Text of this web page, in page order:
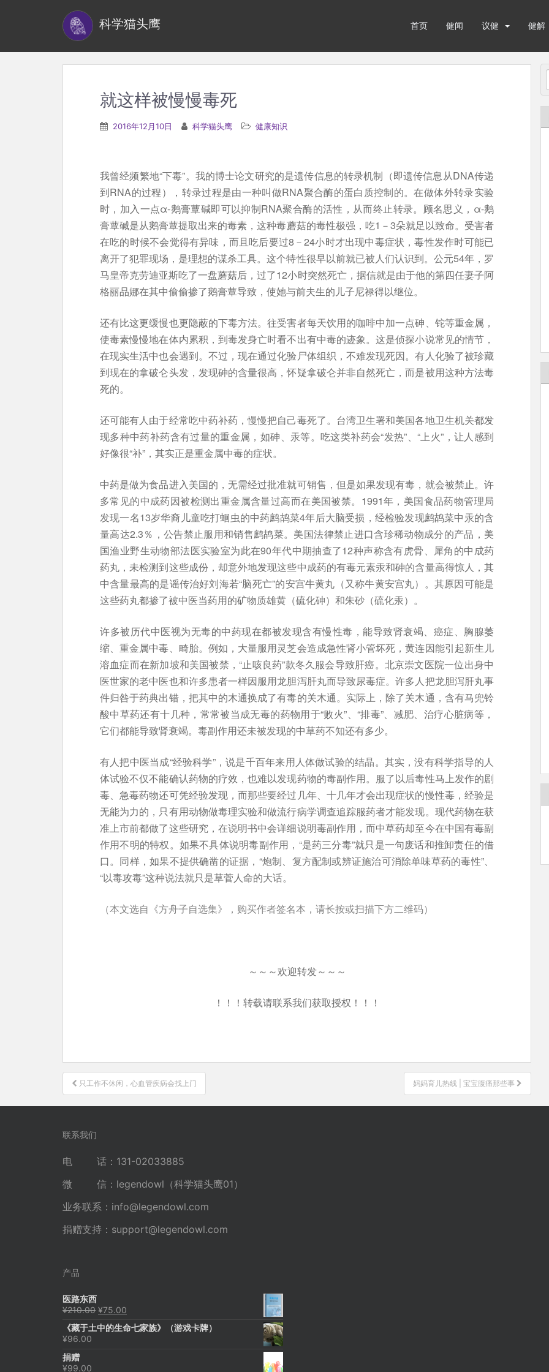
科学猫头鹰 首页 健闻 议健 健解
就这样被慢慢毒死
2016年12月10日 科学猫头鹰 健康知识
我曾经频繁地“下毒”。我的博士论文研究的是遗传信息的转录机制（即遗传信息从DNA传递
到RNA的过程），转录过程是由一种叫做RNA聚合酶的蛋白质控制的。在做体外转录实验
时，加入一点α-鹅膏蕈碱即可以抑制RNA聚合酶的活性，从而终止转录。顾名思义，α-鹅
膏蕈碱是从鹅膏蕈提取出来的毒素，这种毒蘑菇的毒性极强，吃1－3朵就足以致命。受害者
在吃的时候不会觉得有异味，而且吃后要过8－24小时才出现中毒症状，毒性发作时可能已
离开了犯罪现场，是理想的谋杀工具。这个特性很早以前就已被人们认识到。公元54年，罗
马皇帝克劳迪亚斯吃了一盘蘑菇后，过了12小时突然死亡，据信就是由于他的第四任妻子阿
格丽品娜在其中偷偷掺了鹅膏蕈导致，使她与前夫生的儿子尼禄得以继位。
还有比这更缓慢也更隐蔽的下毒方法。往受害者每天饮用的咖啡中加一点砷、铊等重金属，
使毒素慢慢地在体内累积，到毒发身亡时看不出有中毒的迹象。这是侦探小说常见的情节，
在现实生活中也会遇到。不过，现在通过化验尸体组织，不难发现死因。有人化验了被珍藏
到现在的拿破仑头发，发现砷的含量很高，怀疑拿破仑并非自然死亡，而是被用这种方法毒
死的。
还可能有人由于经常吃中药补药，慢慢把自己毒死了。台湾卫生署和美国各地卫生机关都发
现多种中药补药含有过量的重金属，如砷、汞等。吃这类补药会“发热”、“上火”，让人感到
好像很“补”，其实正是重金属中毒的症状。
中药是做为食品进入美国的，无需经过批准就可销售，但是如果发现有毒，就会被禁止。许
多常见的中成药因被检测出重金属含量过高而在美国被禁。1991年，美国食品药物管理局
发现一名13岁华裔儿童吃打蛔虫的中药鹧鸪菜4年后大脑受损，经检验发现鹧鸪菜中汞的含
量高达2.3％，公告禁止服用和销售鹧鸪菜。美国法律禁止进口含珍稀动物成分的产品，美
国渔业野生动物部法医实验室为此在90年代中期抽查了12种声称含有虎骨、犀角的中成药
药丸，未检测到这些成份，却意外地发现这些中成药的有毒元素汞和砷的含量高得惊人，其
中含量最高的是谣传治好刘海若“脑死亡”的安宫牛黄丸（又称牛黄安宫丸）。其原因可能是
这些药丸都掺了被中医当药用的矿物质雄黄（硫化砷）和朱砂（硫化汞）。
许多被历代中医视为无毒的中药现在都被发现含有慢性毒，能导致肾衰竭、癌症、胸腺萎
缩、重金属中毒、畸胎。例如，大量服用灵芝会造成急性肾小管坏死，黄连因能引起新生儿
溶血症而在新加坡和美国被禁，“止咳良药”款冬久服会导致肝癌。北京崇文医院一位出身中
医世家的老中医也和许多患者一样因服用龙胆泻肝丸而导致尿毒症。许多人把龙胆泻肝丸事
件归咎于药典出错，把其中的木通换成了有毒的关木通。实际上，除了关木通，含有马兜铃
酸中草药还有十几种，常常被当成无毒的药物用于“败火”、“排毒”、减肥、治疗心脏病等，
它们都能导致肾衰竭。毒副作用还未被发现的中草药不知还有多少。
有人把中医当成“经验科学”，说是千百年来用人体做试验的结晶。其实，没有科学指导的人
体试验不仅不能确认药物的疗效，也难以发现药物的毒副作用。服了以后毒性马上发作的剧
毒、急毒药物还可凭经验发现，而那些要经过几年、十几年才会出现症状的慢性毒，经验是
无能为力的，只有用动物做毒理实验和做流行病学调查追踪服药者才能发现。现代药物在获
准上市前都做了这些研究，在说明书中会详细说明毒副作用，而中草药却至今在中国有毒副
作用不明的特权。如果不具体说明毒副作用，“是药三分毒”就只是一句废话和推卸责任的借
口。同样，如果不提供确凿的证据，“炮制、复方配制或辨证施治可消除单味草药的毒性”、
“以毒攻毒”这种说法就只是草菅人命的大话。
（本文选自《方舟子自选集》，购买作者签名本，请长按或扫描下方二维码）
～～～欢迎转发～～～
！！！转载请联系我们获取授权！！！
文
章
导
只工作不休闲，心血管疾病会找上门 妈妈育儿热线 | 宝宝腹痛那些事
联系我们
电 话：131-02033885
微 信：legendowl（科学猫头鹰01）
业务联系： info@legendowl.com
捐赠支持： support@legendowl.com
产品
医路东西
¥210.00 原
为：
¥75.00
价
《藏于土中的生命七家族》（游戏卡牌）
¥96.00
捐赠
¥99.00